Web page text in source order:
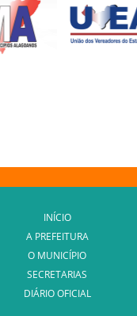
INÍCIO
A PREFEITURA
O MUNICÍPIO
SECRETARIAS
DIÁRIO OFICIAL